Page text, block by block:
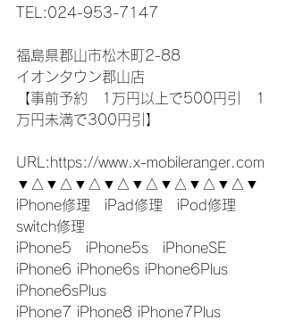
TEL:024-953-7147
福島県郡山市松木町2-88
イオンタウン郡山店
【事前予約　1万円以上で500円引　1
万円未満で300円引】
URL:https://www.x-mobileranger.com
▼△▼△▼△▼△▼△▼△▼△▼△▼
iPhone修理　iPad修理　iPod修理
switch修理
iPhone5　iPhone5s　iPhoneSE
iPhone6 iPhone6s iPhone6Plus
iPhone6sPlus
iPhone7 iPhone8 iPhone7Plus